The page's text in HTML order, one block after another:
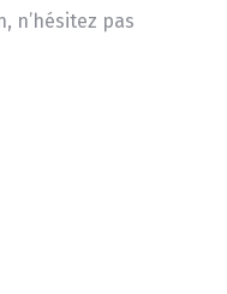
n’hésitez pas